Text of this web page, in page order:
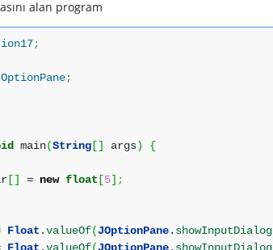
alan program
;
;
main(String [] args) {
[] = new float [5] ;
Float .valueOf(JOptionPane. showInputDialog